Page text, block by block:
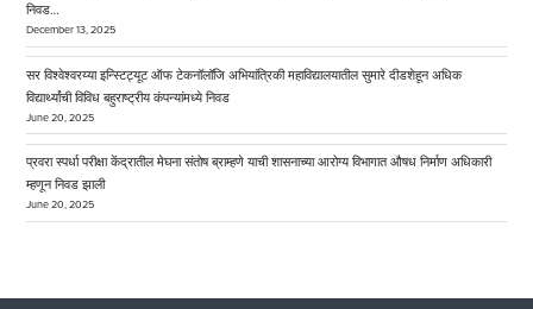
निवड…
December 13, 2025
सर विश्वेश्वरय्या इन्स्टिट्यूट ऑफ टेकनॉलॉजि अभियांत्रिकी महाविद्यालयातील सुमारे दीडशेहून अधिक
विद्यार्थ्यांची विविध बहुराष्ट्रीय कंपन्यांमध्ये निवड
June 20, 2025
प्रवरा स्पर्धा परीक्षा केंद्रातील मेघना संतोष ब्राम्हणे याची शासनाच्या आरोग्य विभागात औषध निर्माण अधिकारी
म्हणून निवड झाली
June 20, 2025